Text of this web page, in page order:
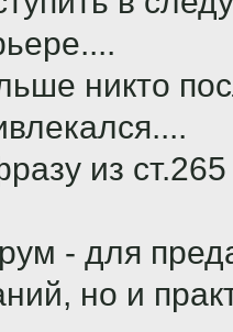
никто
из
- для
но и